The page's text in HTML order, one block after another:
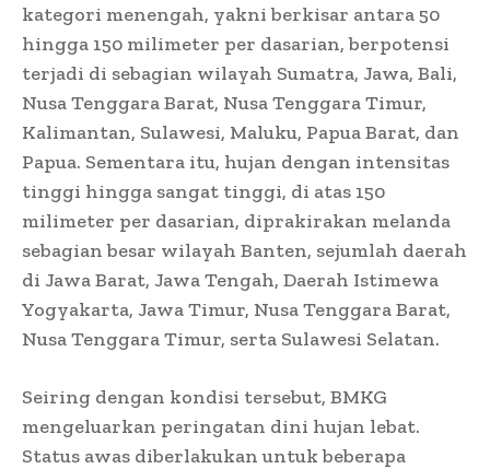
kategori menengah, yakni berkisar antara 50
hingga 150 milimeter per dasarian, berpotensi
terjadi di sebagian wilayah Sumatra, Jawa, Bali,
Nusa Tenggara Barat, Nusa Tenggara Timur,
Kalimantan, Sulawesi, Maluku, Papua Barat, dan
Papua. Sementara itu, hujan dengan intensitas
tinggi hingga sangat tinggi, di atas 150
milimeter per dasarian, diprakirakan melanda
sebagian besar wilayah Banten, sejumlah daerah
di Jawa Barat, Jawa Tengah, Daerah Istimewa
Yogyakarta, Jawa Timur, Nusa Tenggara Barat,
Nusa Tenggara Timur, serta Sulawesi Selatan.
Seiring dengan kondisi tersebut, BMKG
mengeluarkan peringatan dini hujan lebat.
Status awas diberlakukan untuk beberapa